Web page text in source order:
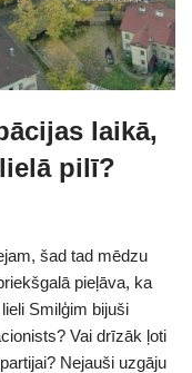
laikā,
pilī?
šad tad mēdzu
pieļāva, ka
Smilģim bijuši
Vai drīzāk ļoti
Nejauši uzgāju